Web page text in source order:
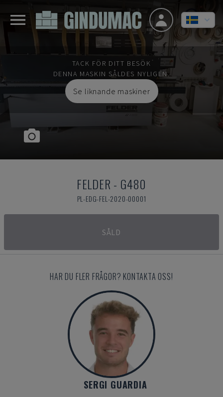
TACK FÖR DITT BESÖK
DENNA MASKIN SÅLDES NYLIGEN.
Se liknande maskiner
FELDER - G480
PL-EDG-FEL-2020-00001
SÅLD
HAR DU FLER FRÅGOR? KONTAKTA OSS!
SERGI GUARDIA